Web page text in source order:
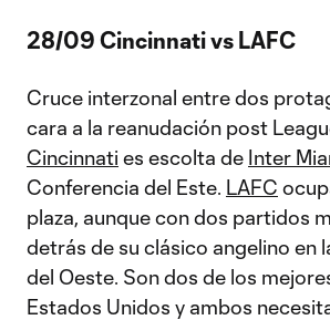
28/09 Cincinnati vs LAFC
Cruce interzonal entre dos
cara a la reanudación post
Cincinnati es escolta de Inter
Conferencia del Este. LAFC
plaza, aunque con dos partidos
detrás de su clásico angelino en
del Oeste. Son dos de los
Estados Unidos y ambos